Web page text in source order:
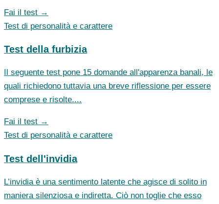
Fai il test →
Test di personalità e carattere
Test della furbizia
Il seguente test pone 15 domande all'apparenza banali, le
quali richiedono tuttavia una breve riflessione per essere
comprese e risolte....
Fai il test →
Test di personalità e carattere
Test dell'invidia
L’invidia è una sentimento latente che agisce di solito in
maniera silenziosa e indiretta. Ciò non toglie che esso